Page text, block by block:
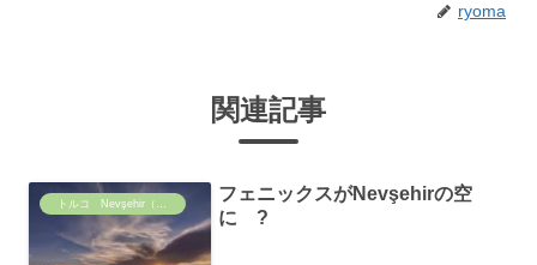
ryoma
関連記事
トルコ Nevşehir（ネヴィシェヒル）の日常
フェニックスがNevşehirの空
に ?